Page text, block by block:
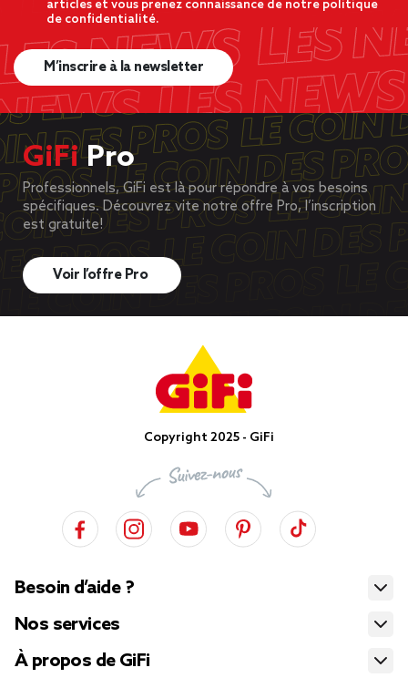
articles et vous prenez connaissance de notre politique
de confidentialité.
M’inscrire à la newsletter
GiFiPro
Professionnels, GiFi est là pour répondre à vos besoins
spécifiques. Découvrez vite notre offre Pro, l’inscription
est gratuite!
Voir l’offre Pro
Copyright 2025 - GiFi
Besoin d’aide ?
Nos services
À propos de GiFi